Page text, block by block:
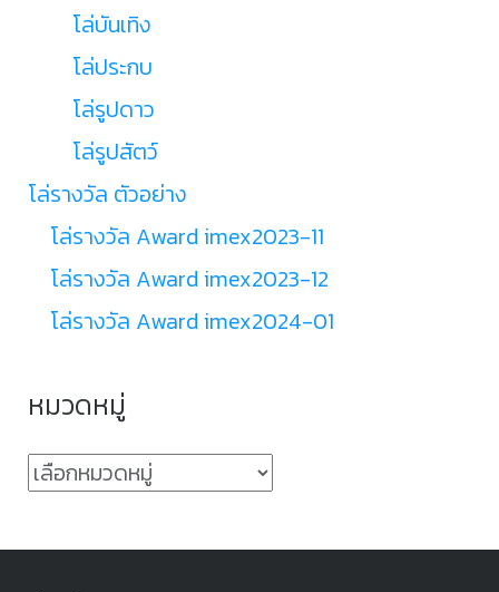
โล่บันเทิง
โล่ประกบ
โล่รูปดาว
โล่รูปสัตว์
โล่รางวัล ตัวอย่าง
โล่รางวัล Award imex2023-11
โล่รางวัล Award imex2023-12
โล่รางวัล Award imex2024-01
หมวดหมู่
หมวด